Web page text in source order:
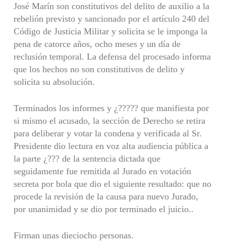
José Marín son constitutivos del delito de auxilio a la
rebelión previsto y sancionado por el artículo 240 del
Código de Justicia Militar y solicita se le imponga la
pena de catorce años, ocho meses y un día de
reclusión temporal. La defensa del procesado informa
que los hechos no son constitutivos de delito y
solicita su absolución.
Terminados los informes y ¿????? que manifiesta por
si mismo el acusado, la sección de Derecho se retira
para deliberar y votar la condena y verificada al Sr.
Presidente dio lectura en voz alta audiencia pública a
la parte ¿??? de la sentencia dictada que
seguidamente fue remitida al Jurado en votación
secreta por bola que dio el siguiente resultado: que no
procede la revisión de la causa para nuevo Jurado,
por unanimidad y se dio por terminado el juicio..
Firman unas dieciocho personas.